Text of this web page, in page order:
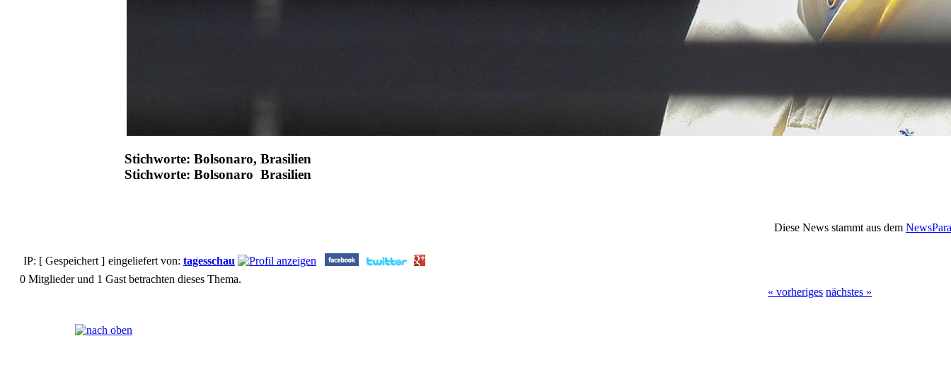
Stichworte: Bolsonaro, Brasilien
Stichworte: Bolsonaro Brasilien
Diese News stammt aus dem
IP: [ Gespeichert ] eingeliefert von: tagesschau
0 Mitglieder und 1 Gast betrachten dieses Thema.
« vorheriges nächstes »